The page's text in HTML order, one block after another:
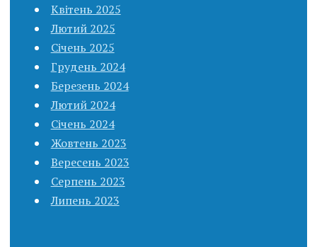
Квітень 2025
Лютий 2025
Січень 2025
Грудень 2024
Березень 2024
Лютий 2024
Січень 2024
Жовтень 2023
Вересень 2023
Серпень 2023
Липень 2023